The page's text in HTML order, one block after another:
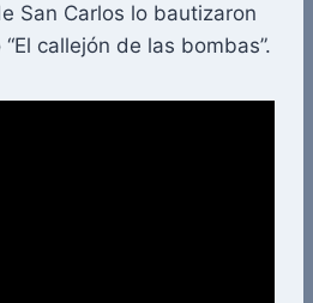
San Carlos lo bautizaron
callejón de las bombas”.